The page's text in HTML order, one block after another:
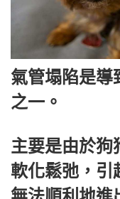
氣管塌陷是導
之一。
主要是由於狗
軟化鬆弛，引